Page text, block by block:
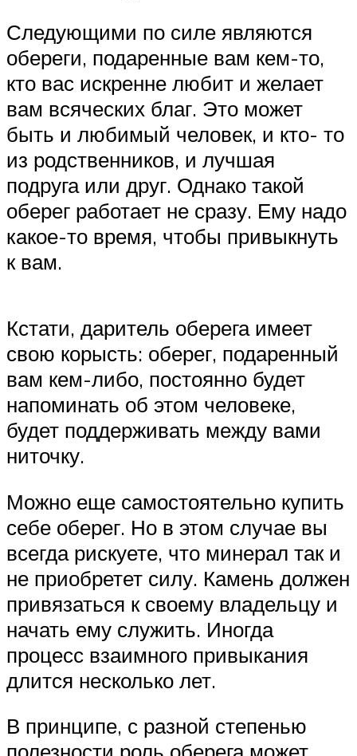
Следующими по силе являются
обереги, подаренные вам кем-то,
кто вас искренне любит и желает
вам всяческих благ. Это может
быть и любимый человек, и кто- то
из родственников, и лучшая
подруга или друг. Однако такой
оберег работает не сразу. Ему надо
какое-то время, чтобы привыкнуть
к вам.
Кстати, даритель оберега имеет
свою корысть: оберег, подаренный
вам кем-либо, постоянно будет
напоминать об этом человеке,
будет поддерживать между вами
ниточку.
Можно еще самостоятельно купить
себе оберег. Но в этом случае вы
всегда рискуете, что минерал так и
не приобретет силу. Камень должен
привязаться к своему владельцу и
начать ему служить. Иногда
процесс взаимного привыкания
длится несколько лет.
В принципе, с разной степенью